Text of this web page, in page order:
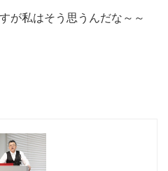
が私はそう思うんだな～～